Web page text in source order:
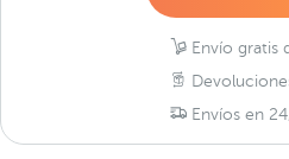
Envío gratis
Envíos en